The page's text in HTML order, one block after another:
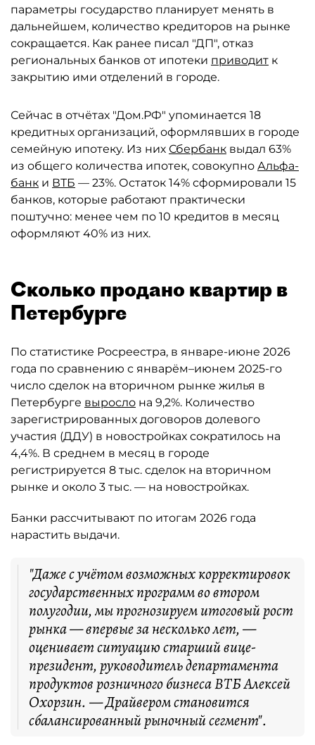
параметры государство планирует менять в
дальнейшем, количество кредиторов на рынке
сокращается. Как ранее писал "ДП", отказ
региональных банков от ипотеки приводит к
закрытию ими отделений в городе.
Сейчас в отчётах "Дом.РФ" упоминается 18
кредитных организаций, оформлявших в городе
семейную ипотеку. Из них Сбербанк выдал 63%
из общего количества ипотек, совокупно Альфа-
банк и ВТБ — 23%. Остаток 14% сформировали 15
банков, которые работают практически
поштучно: менее чем по 10 кредитов в месяц
оформляют 40% из них.
Сколько продано квартир в
Петербурге
По статистике Росреестра, в январе-июне 2026
года по сравнению с январём–июнем 2025-го
число сделок на вторичном рынке жилья в
Петербурге выросло на 9,2%. Количество
зарегистрированных договоров долевого
участия (ДДУ) в новостройках сократилось на
4,4%. В среднем в месяц в городе
регистрируется 8 тыс. сделок на вторичном
рынке и около 3 тыс. — на новостройках.
Банки рассчитывают по итогам 2026 года
нарастить выдачи.
"Даже с учётом возможных корректировок
государственных программ во втором
полугодии, мы прогнозируем итоговый рост
рынка — впервые за несколько лет, —
оценивает ситуацию старший вице-
президент, руководитель департамента
продуктов розничного бизнеса ВТБ Алексей
Охорзин. — Драйвером становится
сбалансированный рыночный сегмент".